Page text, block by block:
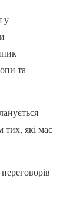
у
та
тих, які має